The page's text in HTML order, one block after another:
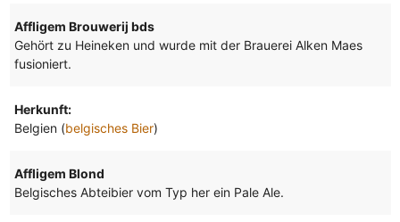
Affligem Brouwerij bds
Gehört zu Heineken und wurde mit der Brauerei Alken Maes
fusioniert.
Herkunft:
Belgien (belgisches Bier)
Affligem Blond
Belgisches Abteibier vom Typ her ein Pale Ale.